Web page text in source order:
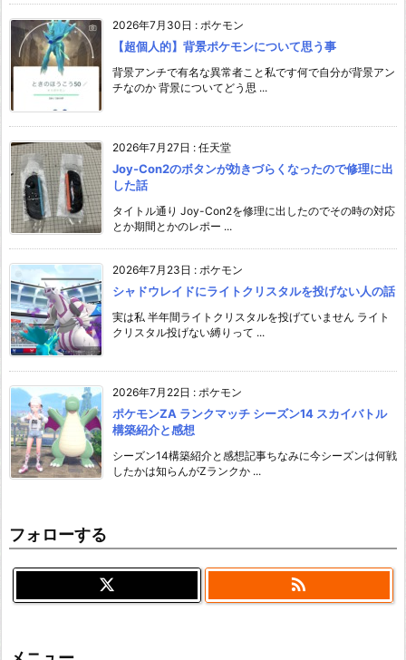
2026年7月30日 : ポケモン
【超個人的】背景ポケモンについて思う事
背景アンチで有名な異常者こと私です何で自分が背景アン
チなのか 背景についてどう思 ...
2026年7月27日 : 任天堂
Joy-Con2のボタンが効きづらくなったので修理に出
した話
タイトル通り Joy-Con2を修理に出したのでその時の対応
とか期間とかのレポー ...
2026年7月23日 : ポケモン
シャドウレイドにライトクリスタルを投げない人の話
実は私 半年間ライトクリスタルを投げていません ライト
クリスタル投げない縛りって ...
2026年7月22日 : ポケモン
ポケモンZA ランクマッチ シーズン14 スカイバトル
構築紹介と感想
シーズン14構築紹介と感想記事ちなみに今シーズンは何戦
したかは知らんがZランクか ...
フォローする
